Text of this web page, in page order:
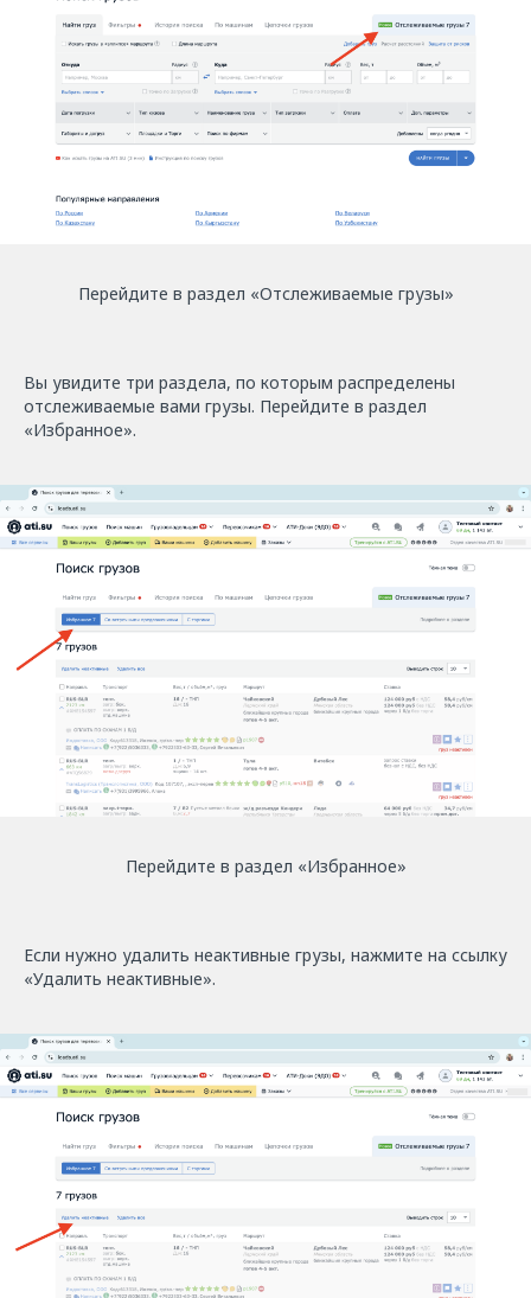
Перейдите в раздел «Отслеживаемые грузы»
Вы увидите три раздела, по которым распределены
отслеживаемые вами грузы. Перейдите в раздел
«Избранное».
Перейдите в раздел «Избранное»
Если нужно удалить неактивные грузы, нажмите на ссылку
«Удалить неактивные».